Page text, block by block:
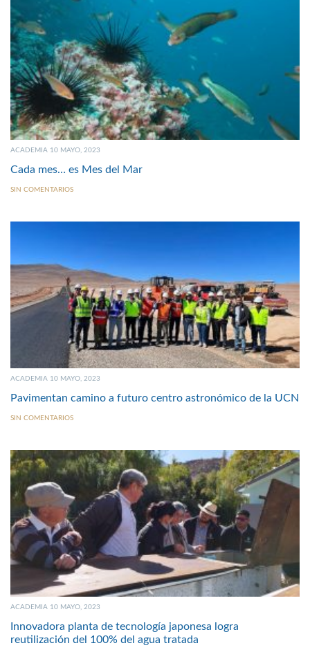
ACADEMIA 10 MAYO, 2023
Cada mes… es Mes del Mar
SIN COMENTARIOS
ACADEMIA 10 MAYO, 2023
Pavimentan camino a futuro centro astronómico de la UCN
SIN COMENTARIOS
ACADEMIA 10 MAYO, 2023
Innovadora planta de tecnología japonesa logra
reutilización del 100% del agua tratada